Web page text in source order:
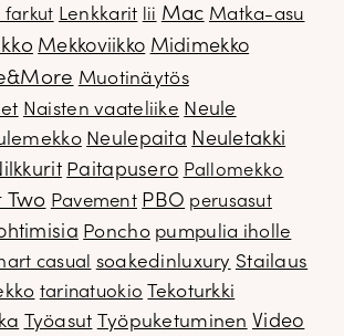
farkut Lenkkarit lii Mac Matka-asu
Mekkoviikko Midimekko
Muotinäytös
Naisten vaateliike Neule
Neulepaita Neuletakki
Paitapusero Pallomekko
Two Pavement PBO perusasut
Poncho pumpulia iholle
casual soakedinluxury Stailaus
tarinatuokio
Tekoturkki
Työasut Työpuketuminen Video